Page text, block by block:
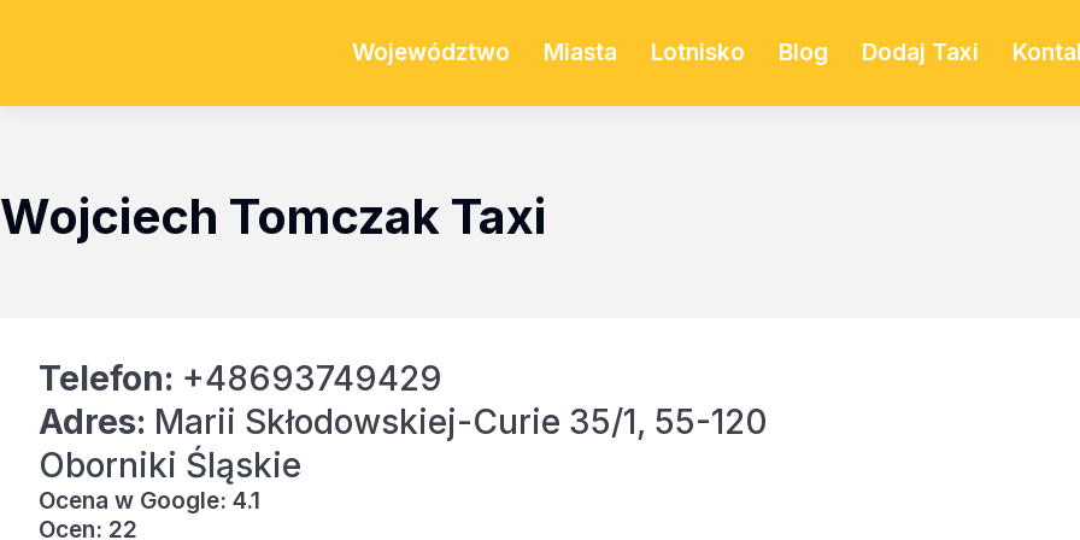
Województwo Miasta Lotnisko Blog Dodaj Taxi
Wojciech Tomczak Taxi
Telefon: +48693749429
Adres: Marii Skłodowskiej-Curie 35/1, 55-120
Oborniki Śląskie
Ocena w Google: 4.1
Ocen: 22